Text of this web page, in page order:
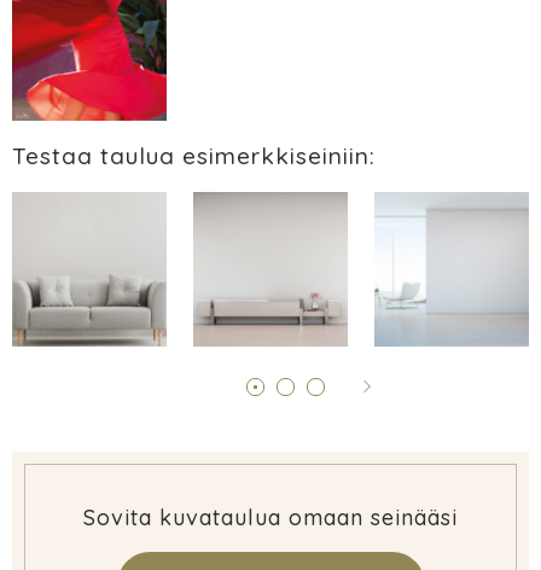
Testaa taulua esimerkkiseiniin:
Sovita kuvataulua omaan seinääsi